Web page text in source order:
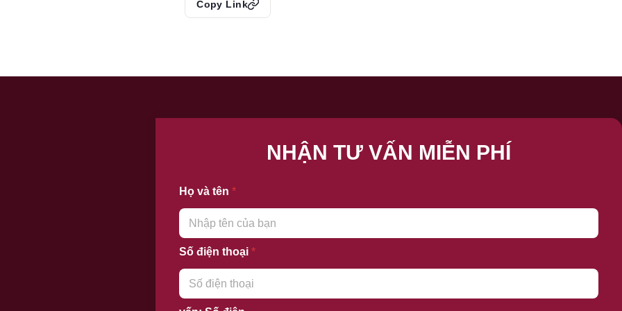
Copy Link
NHẬN TƯ VẤN MIỄN PHÍ
Họ và tên *
Số điện thoại *